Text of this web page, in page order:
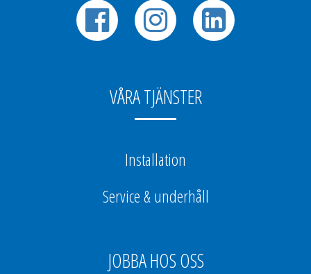
VÅRA TJÄNSTER
Installation
Service & underhåll
JOBBA HOS OSS